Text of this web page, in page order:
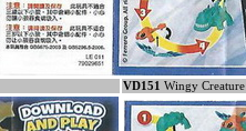
VD151 Wingy Creature